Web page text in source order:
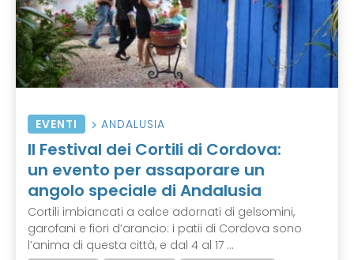
EVENTI ANDALUSIA
Il Festival dei Cortili di Cordova:
un evento per assaporare un
angolo speciale di Andalusia
Cortili imbiancati a calce adornati di gelsomini,
garofani e fiori d’arancio: i patii di Cordova sono
l’anima di questa città, e dal 4 al 17 ...